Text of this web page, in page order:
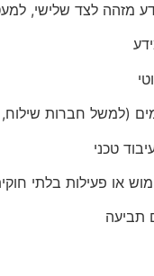
מזהה לצד שלישי,
(למשל חברות
טכני
או פעילות בלתי
תביעה